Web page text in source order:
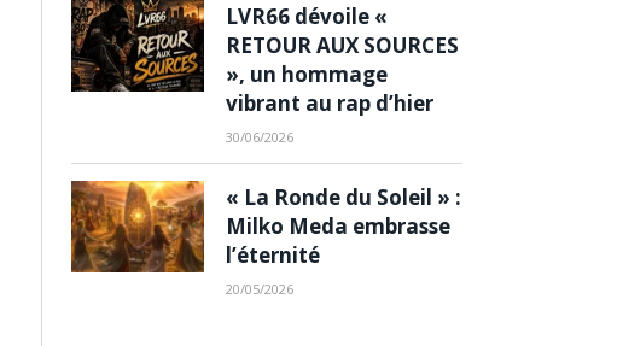
LVR66 dévoile «
RETOUR AUX SOURCES
», un hommage
vibrant au rap d’hier
30/06/2026
« La Ronde du Soleil » :
Milko Meda embrasse
l’éternité
20/05/2026